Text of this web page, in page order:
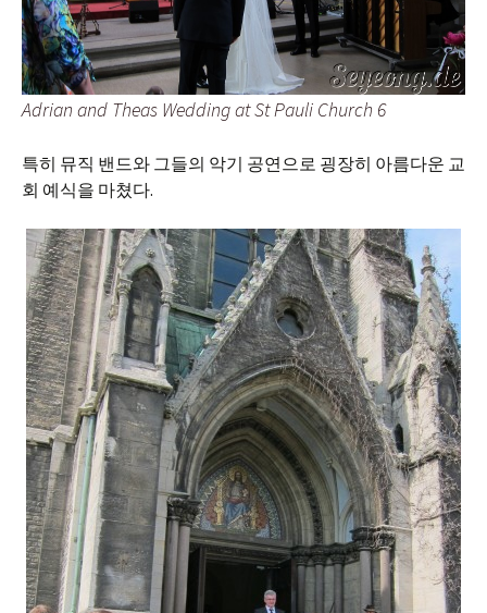
Adrian and Theas Wedding at St Pauli Church 6
특히 뮤직 밴드와 그들의 악기 공연으로 굉장히 아름다운 교
회 예식을 마쳤다.